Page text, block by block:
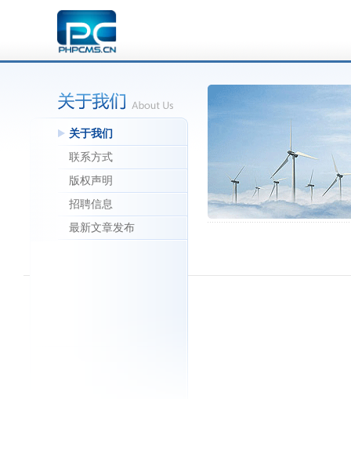
关于我们
联系方式
版权声明
招聘信息
最新文章发布